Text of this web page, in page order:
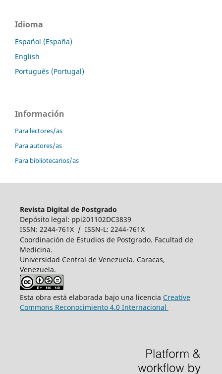
Idioma
Español (España)
English
Português (Portugal)
Información
Para lectores/as
Para autores/as
Para bibliotecarios/as
Revista Digital de Postgrado
Depósito legal: ppi201102DC3839
ISSN: 2244-761X / ISSN-L: 2244-761X
Coordinación de Estudios de Postgrado. Facultad de
Medicina.
Universidad Central de Venezuela. Caracas,
Venezuela.
Esta obra está elaborada bajo una licencia Creative
Commons Reconocimiento 4.0 Internacional